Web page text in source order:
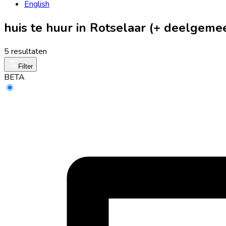
English
huis te huur in Rotselaar (+
5 resultaten
Filter
BETA